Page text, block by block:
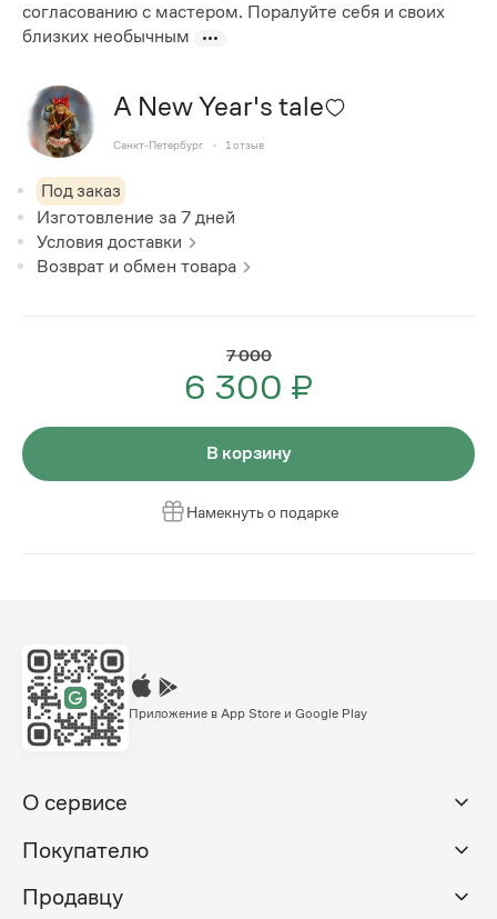
согласованию с мастером. Поралуйте себя и своих
близких необычным
A New Year's tale
Санкт-Петербург 1 отзыв
Под заказ
Изготовление за7 дней
Условия доставки
Возврат и обмен товара
7 000
6 300 ₽
В корзину
Намекнуть о подарке
Приложение в App Store и Google Play
О сервисе
Покупателю
Продавцу